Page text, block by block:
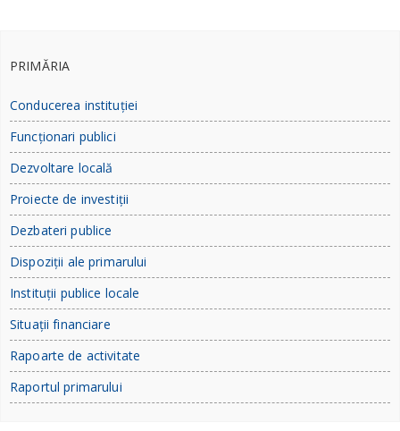
PRIMĂRIA
Conducerea instituției
Funcționari publici
Dezvoltare locală
Proiecte de investiții
Dezbateri publice
Dispoziții ale primarului
Instituții publice locale
Situații financiare
Rapoarte de activitate
Raportul primarului